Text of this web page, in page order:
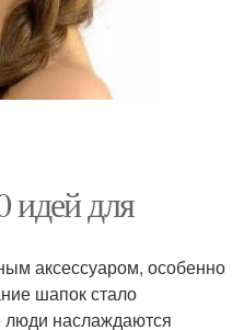
идей для
аксессуаром, особенно
шапок стало
наслаждаются